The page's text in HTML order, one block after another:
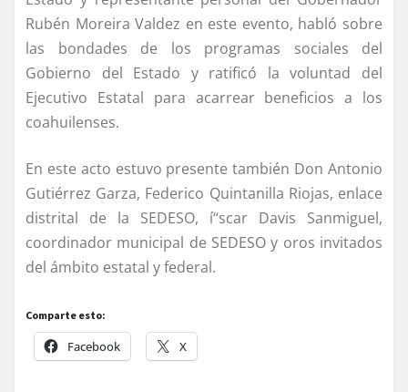
Rubén Moreira Valdez en este evento, habló sobre
las bondades de los programas sociales del
Gobierno del Estado y ratificó la voluntad del
Ejecutivo Estatal para acarrear beneficios a los
coahuilenses.
En este acto estuvo presente también Don Antonio
Gutiérrez Garza, Federico Quintanilla Riojas, enlace
distrital de la SEDESO, í“scar Davis Sanmiguel,
coordinador municipal de SEDESO y oros invitados
del ámbito estatal y federal.
Comparte esto:
Facebook X